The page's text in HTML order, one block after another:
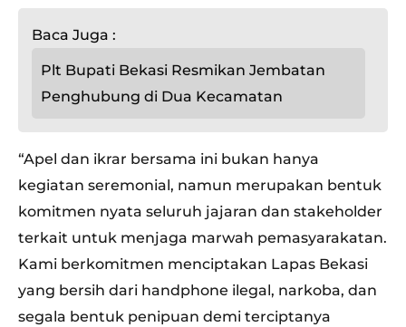
Baca Juga :
Plt Bupati Bekasi Resmikan Jembatan
Penghubung di Dua Kecamatan
“Apel dan ikrar bersama ini bukan hanya
kegiatan seremonial, namun merupakan bentuk
komitmen nyata seluruh jajaran dan stakeholder
terkait untuk menjaga marwah pemasyarakatan.
Kami berkomitmen menciptakan Lapas Bekasi
yang bersih dari handphone ilegal, narkoba, dan
segala bentuk penipuan demi terciptanya